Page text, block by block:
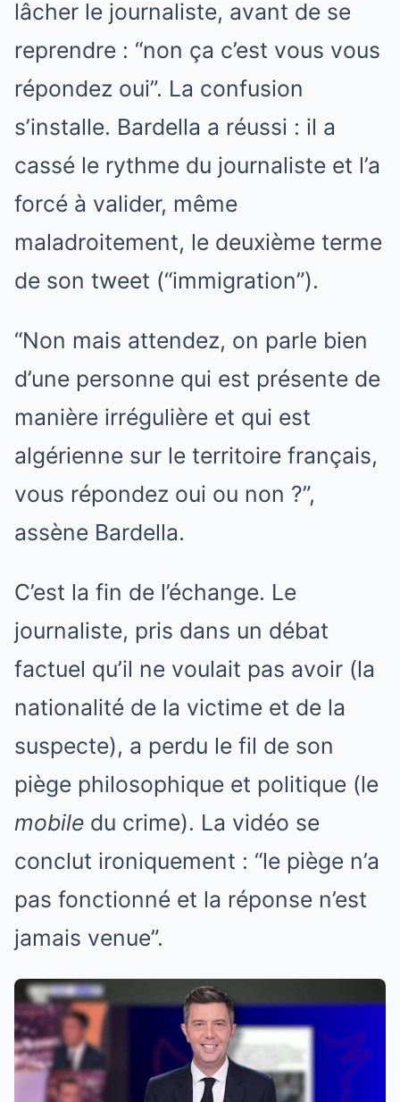
lâcher le journaliste, avant de se
reprendre : “non ça c’est vous vous
répondez oui”. La confusion
s’installe. Bardella a réussi : il a
cassé le rythme du journaliste et l’a
forcé à valider, même
maladroitement, le deuxième terme
de son tweet (“immigration”).
“Non mais attendez, on parle bien
d’une personne qui est présente de
manière irrégulière et qui est
algérienne sur le territoire français,
vous répondez oui ou non ?”,
assène Bardella.
C’est la fin de l’échange. Le
journaliste, pris dans un débat
factuel qu’il ne voulait pas avoir (la
nationalité de la victime et de la
suspecte), a perdu le fil de son
piège philosophique et politique (le
mobile du crime). La vidéo se
conclut ironiquement : “le piège n’a
pas fonctionné et la réponse n’est
jamais venue”.